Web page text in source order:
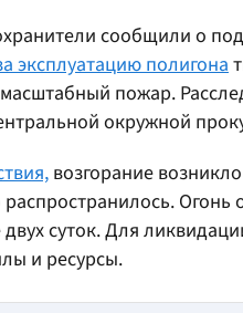
сообщили о
эксплуатацию полигона
пожар.
окружной
возгорание
Огонь
двух суток. Для
и ресурсы.